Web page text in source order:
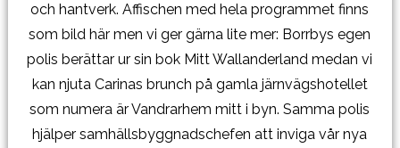
och hantverk. Affischen med hela programmet finns
som bild här men vi ger gärna lite mer: Borrbys egen
polis berättar ur sin bok Mitt Wallanderland medan vi
kan njuta Carinas brunch på gamla järnvägshotellet
som numera är Vandrarhem mitt i byn. Samma polis
hjälper samhällsbyggnadschefen att inviga vår nya